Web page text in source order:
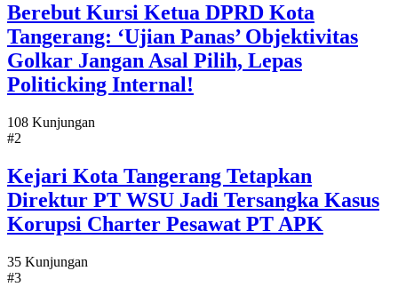
Berebut Kursi Ketua DPRD Kota
Tangerang: ‘Ujian Panas’ Objektivitas
Golkar Jangan Asal Pilih, Lepas
Politicking Internal!
108 Kunjungan
#2
Kejari Kota Tangerang Tetapkan
Direktur PT WSU Jadi Tersangka Kasus
Korupsi Charter Pesawat PT APK
35 Kunjungan
#3